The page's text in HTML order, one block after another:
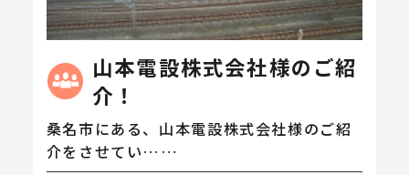
山本電設株式会社様のご紹
介！
桑名市にある、山本電設株式会社様のご紹
介をさせてい……